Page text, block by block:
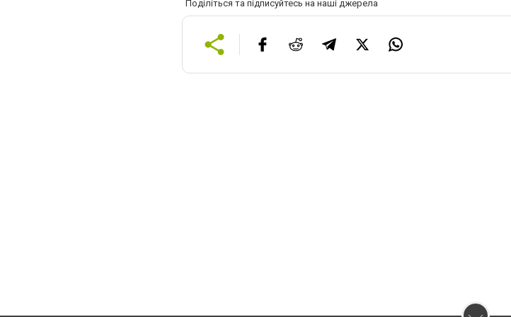
Поділіться та підписуйтесь на наші джерела